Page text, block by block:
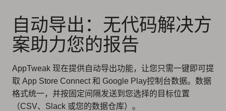
自动导出：无代码解决方
案助力您的报告
AppTweak 现在提供自动导出功能，让您只需一键即可提
取 App Store Connect 和 Google Play控制台数据。数据
格式统一，并按固定间隔发送到您选择的目标位置
（CSV、Slack 或您的数据仓库）。